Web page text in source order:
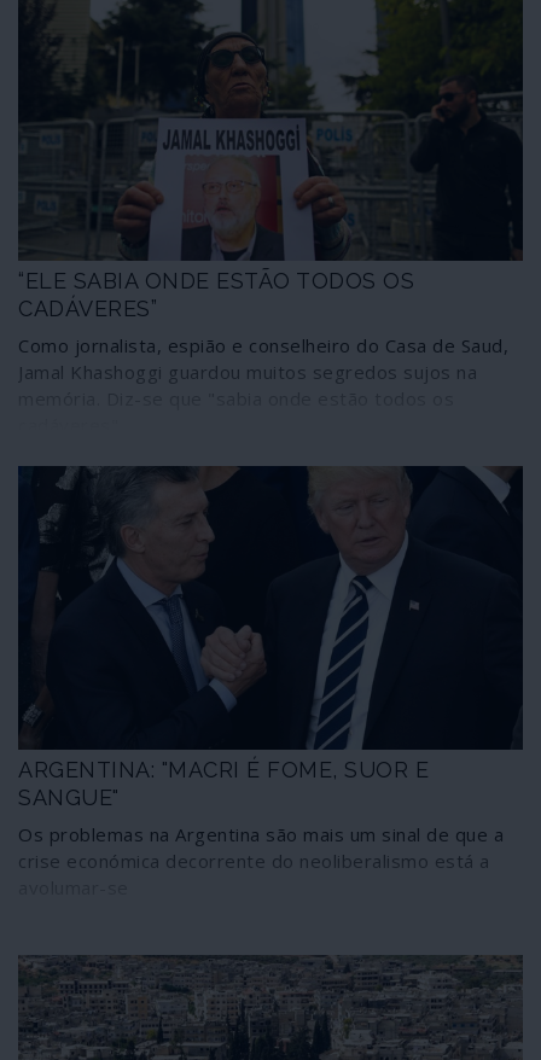
“ELE SABIA ONDE ESTÃO TODOS OS
CADÁVERES”
Como jornalista, espião e conselheiro do Casa de Saud,
Jamal Khashoggi guardou muitos segredos sujos na
ARGENTINA: "MACRI É FOME, SUOR E
SANGUE"
Os problemas na Argentina são mais um sinal de que a
crise económica decorrente do neoliberalismo está a